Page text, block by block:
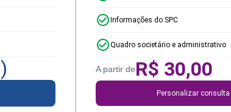
)
Informações do SPC
Quadro societário e administrativo
A partir deR$ 30,00
Personalizar consulta